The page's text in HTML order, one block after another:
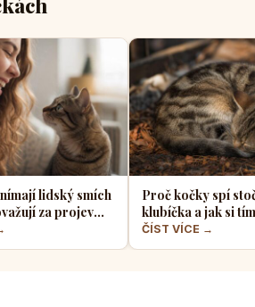
lidský smích
za projev
hrozbu
Proč kočky spí
klubíčka a jak si
tělesné teplo a
ČÍST VÍCE →